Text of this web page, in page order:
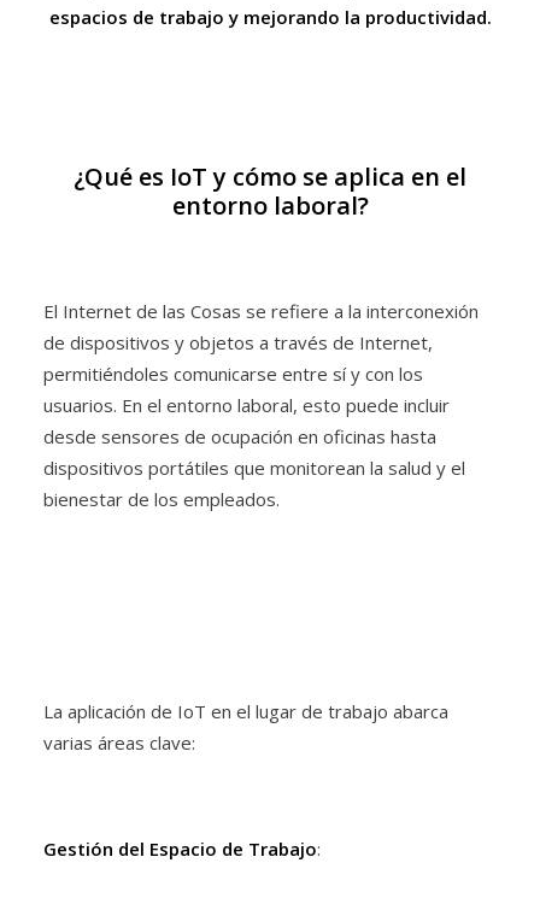
espacios de trabajo y mejorando la productividad.
¿Qué es IoT y cómo se aplica en el
entorno laboral?
El Internet de las Cosas se refiere a la interconexión
de dispositivos y objetos a través de Internet,
permitiéndoles comunicarse entre sí y con los
usuarios. En el entorno laboral, esto puede incluir
desde sensores de ocupación en oficinas hasta
dispositivos portátiles que monitorean la salud y el
bienestar de los empleados.
La aplicación de IoT en el lugar de trabajo abarca
varias áreas clave:
Gestión del Espacio de Trabajo: